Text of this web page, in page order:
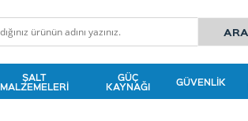
ŞALT
MALZEMELERI
GÜÇ
KAYNAĞI GÜVENLIK